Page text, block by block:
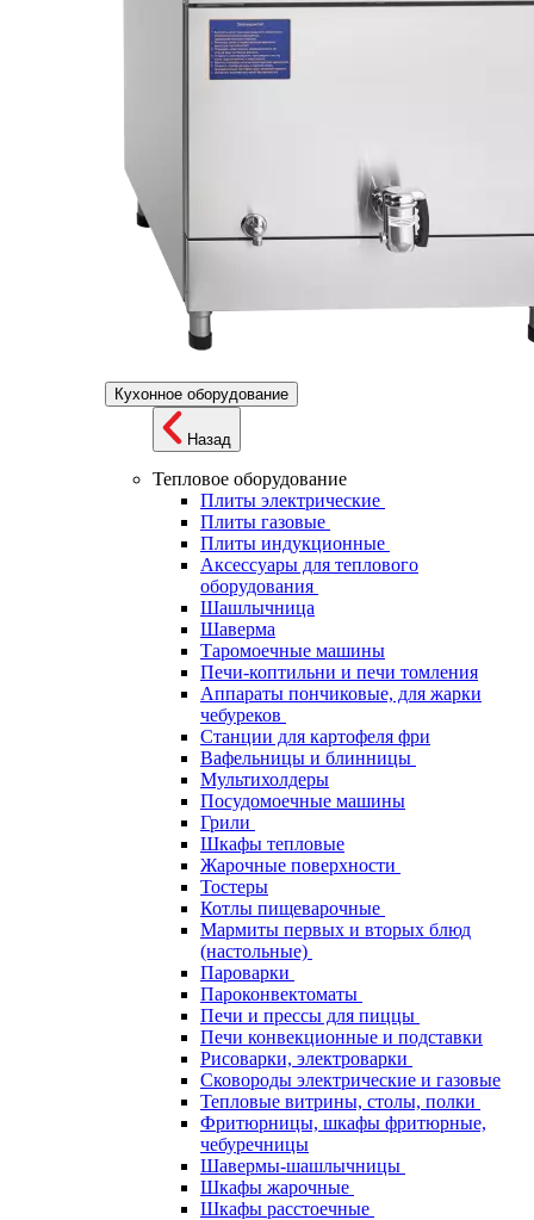
Кухонное оборудование
Назад
Тепловое оборудование
Плиты электрические
Плиты газовые
Плиты индукционные
Аксессуары для теплового
оборудования
Шашлычница
Шаверма
Таромоечные машины
Печи-коптильни и печи томления
Аппараты пончиковые, для жарки
чебуреков
Станции для картофеля фри
Вафельницы и блинницы
Мультихолдеры
Посудомоечные машины
Грили
Шкафы тепловые
Жарочные поверхности
Тостеры
Котлы пищеварочные
Мармиты первых и вторых блюд
(настольные)
Пароварки
Пароконвектоматы
Печи и прессы для пиццы
Печи конвекционные и подставки
Рисоварки, электроварки
Сковороды электрические и газовые
Тепловые витрины, столы, полки
Фритюрницы, шкафы фритюрные,
чебуречницы
Шавермы-шашлычницы
Шкафы жарочные
Шкафы расстоечные